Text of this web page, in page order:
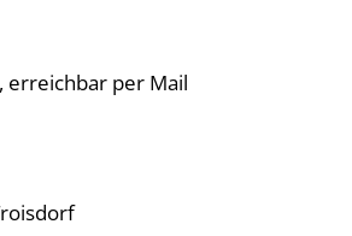
erreichbar per Mail